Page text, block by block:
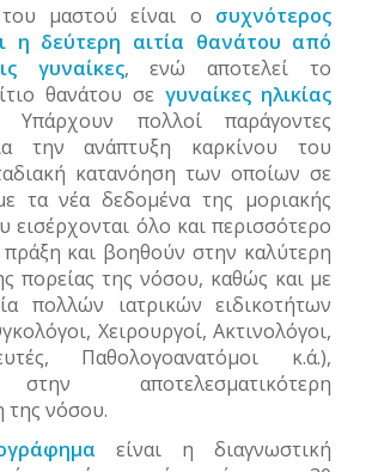
μαστού είναι ο συχνότερος
η δεύτερη αιτία θανάτου από
γυναίκες, ενώ αποτελεί το
θανάτου σε γυναίκες ηλικίας
Υπάρχουν πολλοί παράγοντες
την ανάπτυξη καρκίνου του
κατανόηση των οποίων σε
τα νέα δεδομένα της μοριακής
εισέρχονται όλο και περισσότερο
πράξη και βοηθούν στην καλύτερη
πορείας της νόσου, καθώς και με
πολλών ιατρικών ειδικοτήτων
Χειρουργοί, Ακτινολόγοι,
Παθολογοανατόμοι κ.ά.),
αποτελεσματικότερη
της νόσου.
είναι η διαγνωστική